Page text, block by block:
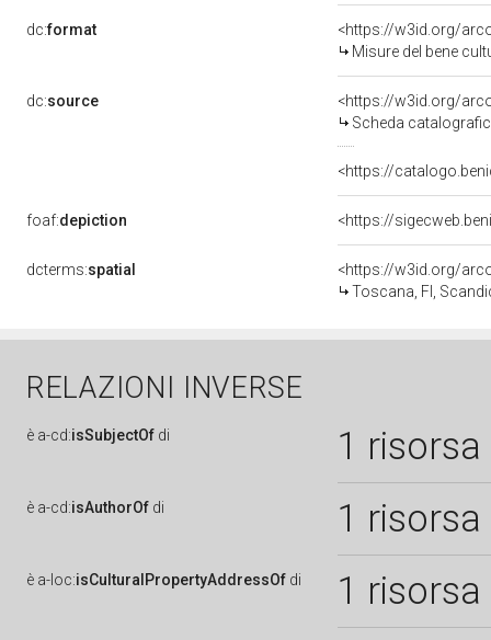
dc:format
<https://w3id.org/
Misure del bene
dc:source
<https://w3id.org/
Scheda
<https://
foaf:depiction <https://
dcterms:spatial
<https://w3id.org/
Toscana, FI,
RELAZIONI INVERSE
è a-cd:isSubjectOf di 1 risorsa
è a-cd:isAuthorOf di 1 risorsa
è a-loc:isCulturalPropertyAddressOf di 1 risorsa